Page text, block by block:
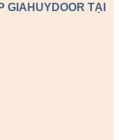
GIAHUYDOOR TẠI